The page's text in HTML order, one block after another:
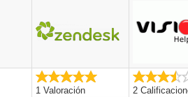
1 Valoración 2